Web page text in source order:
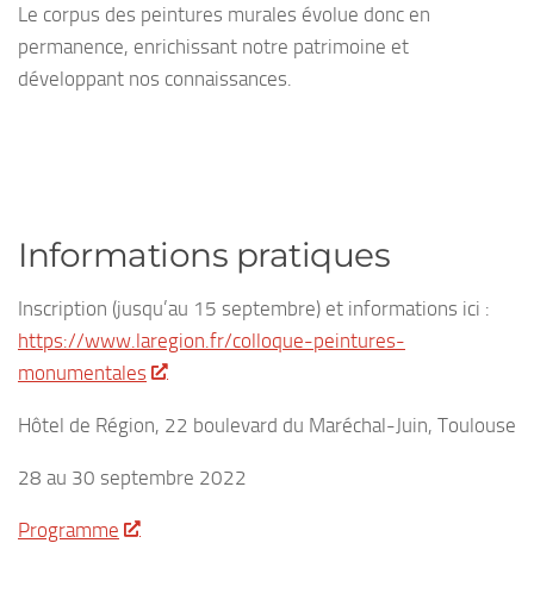
Le corpus des peintures murales évolue donc en
permanence, enrichissant notre patrimoine et
développant nos connaissances.
Informations pratiques
Inscription (jusqu’au 15 septembre) et informations ici :
https://www.laregion.fr/colloque-peintures-
monumentales
Hôtel de Région, 22 boulevard du Maréchal-Juin, Toulouse
28 au 30 septembre 2022
Programme